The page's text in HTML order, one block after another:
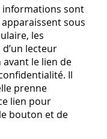
informations sont
sous
les
lecteur
avant le lien de
Il
prenne
lien pour
bouton et de